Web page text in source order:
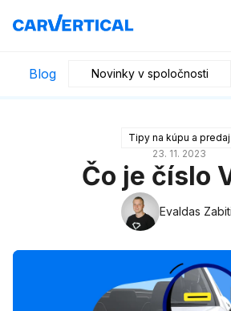
Blog Novinky v spoločnosti
Tipy na kúpu a predaj
23. 11. 2023
Čo je číslo
Evaldas